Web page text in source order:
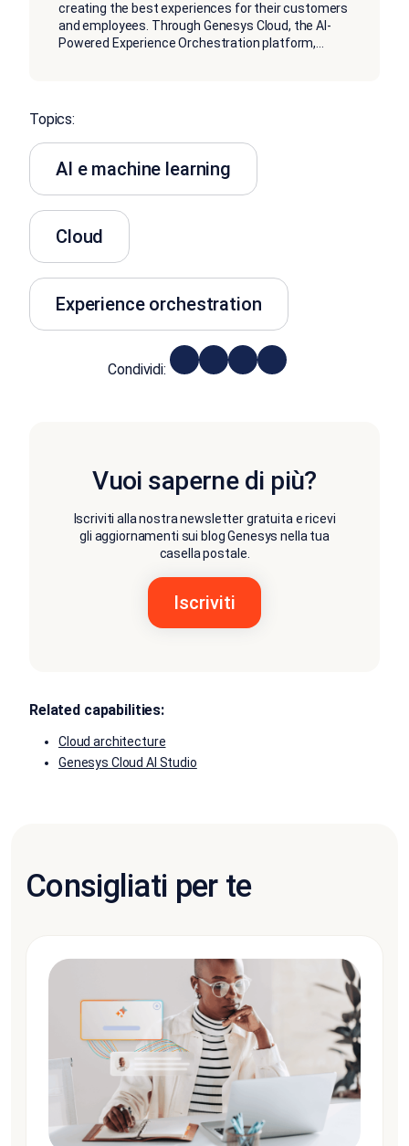
creating the best experiences for their customers
and employees. Through Genesys Cloud, the AI-
Powered Experience Orchestration platform,...
Topics:
AI e machine learning
Cloud
Experience orchestration
Condividi:
Vuoi saperne di più?
Iscriviti alla nostra newsletter gratuita e ricevi
gli aggiornamenti sui blog Genesys nella tua
casella postale.
Related capabilities:
Cloud architecture
Genesys Cloud AI Studio
Consigliati per te